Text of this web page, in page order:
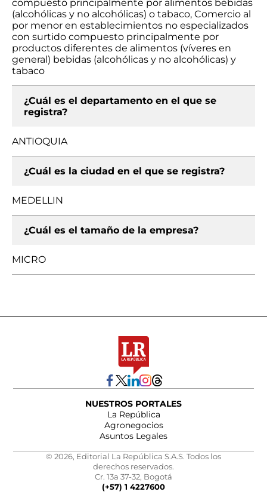
compuesto principalmente por alimentos bebidas
(alcohólicas y no alcohólicas) o tabaco, Comercio al
por menor en establecimientos no especializados
con surtido compuesto principalmente por
productos diferentes de alimentos (víveres en
general) bebidas (alcohólicas y no alcohólicas) y
tabaco
¿Cuál es el departamento en el que se
registra?
ANTIOQUIA
¿Cuál es la ciudad en el que se registra?
MEDELLIN
¿Cuál es el tamaño de la empresa?
MICRO
NUESTROS PORTALES
La República
Agronegocios
Asuntos Legales
© 2026, Editorial La República S.A.S. Todos los
derechos reservados.
Cr. 13a 37-32, Bogotá
(+57) 1 4227600